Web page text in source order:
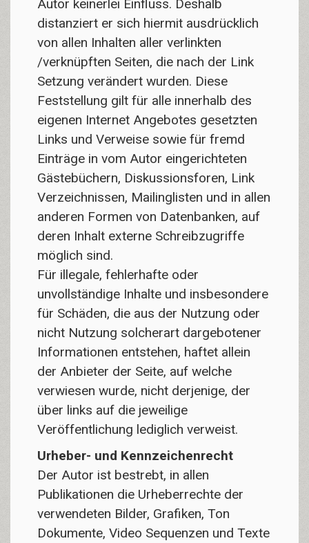
Autor keinerlei Einfluss. Deshalb
distanziert er sich hiermit ausdrücklich
von allen Inhalten aller verlinkten
/verknüpften Seiten, die nach der Link
Setzung verändert wurden. Diese
Feststellung gilt für alle innerhalb des
eigenen Internet Angebotes gesetzten
Links und Verweise sowie für fremd
Einträge in vom Autor eingerichteten
Gästebüchern, Diskussionsforen, Link
Verzeichnissen, Mailinglisten und in allen
anderen Formen von Datenbanken, auf
deren Inhalt externe Schreibzugriffe
möglich sind.
Für illegale, fehlerhafte oder
unvollständige Inhalte und insbesondere
für Schäden, die aus der Nutzung oder
nicht Nutzung solcherart dargebotener
Informationen entstehen, haftet allein
der Anbieter der Seite, auf welche
verwiesen wurde, nicht derjenige, der
über links auf die jeweilige
Veröffentlichung lediglich verweist.
Urheber- und Kennzeichenrecht
Der Autor ist bestrebt, in allen
Publikationen die Urheberrechte der
verwendeten Bilder, Grafiken, Ton
Dokumente, Video Sequenzen und Texte